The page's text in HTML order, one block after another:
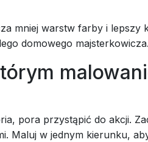
mniej warstw farby i lepszy
domowego majsterkowicza.
pora przystąpić do akcji.
Maluj w jednym kierunku,